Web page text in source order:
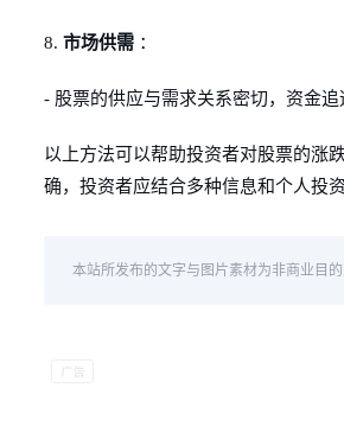
8. 市场供需 ：
- 股票的供应与需求关系密切，资金追
以上方法可以帮助投资者对股票的涨
确，投资者应结合多种信息和个人投
本站所发布的文字与图片素材为非商业目